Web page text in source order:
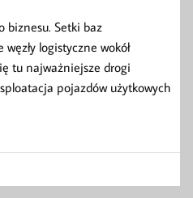
biznesu. Setki baz
logistyczne wokół
tu najważniejsze drogi
pojazdów użytkowych